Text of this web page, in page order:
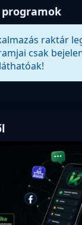
raktár
csak